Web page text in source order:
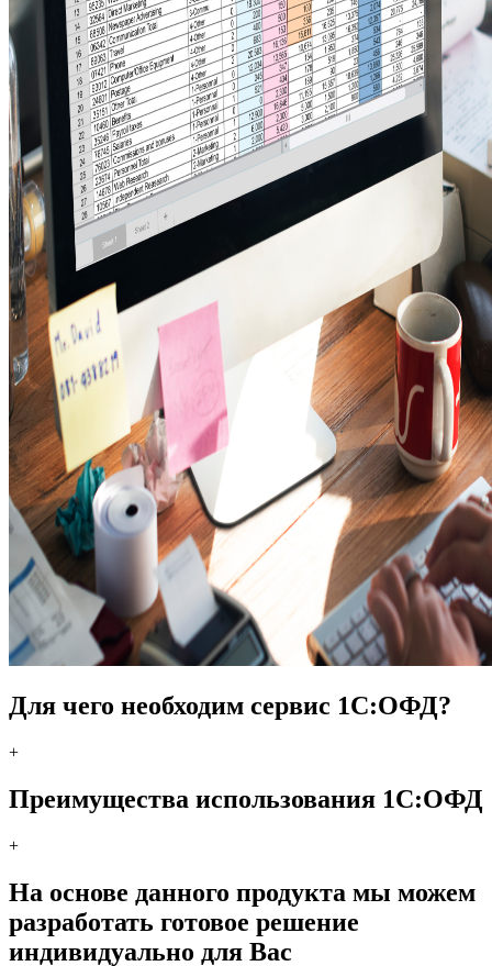
Для чего необходим сервис 1С:ОФД?
+
Преимущества использования 1С:ОФД
+
На основе данного продукта мы можем
разработать готовое решение
индивидуально для Вас